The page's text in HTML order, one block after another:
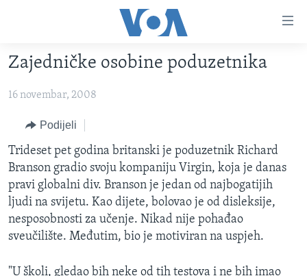
glavni
Pređi
navigaciju
Idi
na
pretragu
TV PROGRAM
VIDEO
FOTOGRAFIJE DANA
VIJESTI
SJEDINJENE AMERIČKE DRŽAVE
BOSNA I HERCEGOVINA
SVIJET
NAUKA I TEHNOLOGIJA
SPECIJALNI PROJEKTI
KORUPCIJA
ŽENSKA STRANA
Zajedničke osobine poduzetnika
16 novembar, 2008
Podijeli
Trideset pet godina britanski je poduzetnik Richard
Branson gradio svoju kompaniju Virgin, koja je danas
pravi globalni div. Branson je jedan od najbogatijih
ljudi na svijetu. Kao dijete, bolovao je od disleksije,
nesposobnosti za učenje. Nikad nije pohađao
sveučilište. Međutim, bio je motiviran na uspjeh.
"U školi, gledao bih neke od tih testova i ne bih imao